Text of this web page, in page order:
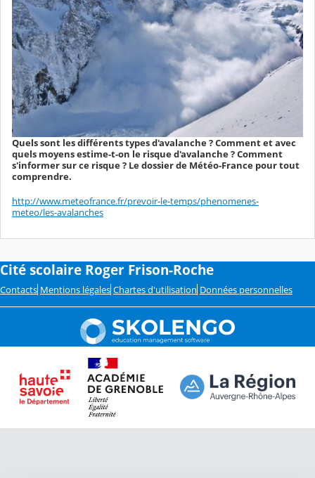
Quels sont les différents types d'avalanche ? Comment et avec
quels moyens estime-t-on le risque d'avalanche ? Comment
s'informer sur ce risque ? Le dossier de Météo-France pour tout
comprendre.
http://www.meteofrance.fr/prevoir-le-temps/phenomenes-
meteo/les-avalanches
Cité scolaire Roger Frison-Roche
Contacts Mentions légales Chartes d'utilisation Données personnelles